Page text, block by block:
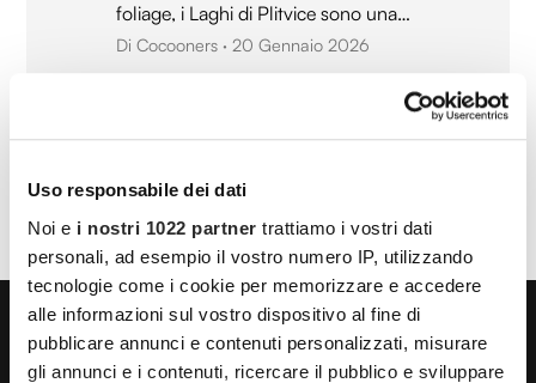
Uso responsabile dei dati
Noi e i nostri 1022 partner trattiamo i vostri dati
personali, ad esempio il vostro numero IP, utilizzando
tecnologie come i cookie per memorizzare e accedere
alle informazioni sul vostro dispositivo al fine di
pubblicare annunci e contenuti personalizzati, misurare
gli annunci e i contenuti, ricercare il pubblico e sviluppare
foliage, i Laghi di Plitvice sono una…
Di Cocooners · 20 Gennaio 2026
Marsaxlokk: guida al mercato domenicale più
Visualizza (22) di più
Community